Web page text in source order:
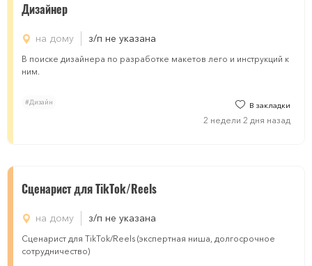
Дизайнер
на дому з/п не указана
В поиске дизайнера по разработке макетов лего и инструкций к
ним.
#Дизайн В закладки
2 недели 2 дня назад
Сценарист для TikTok/Reels
на дому з/п не указана
Сценарист для TikTok/Reels (экспертная ниша, долгосрочное
сотрудничество)